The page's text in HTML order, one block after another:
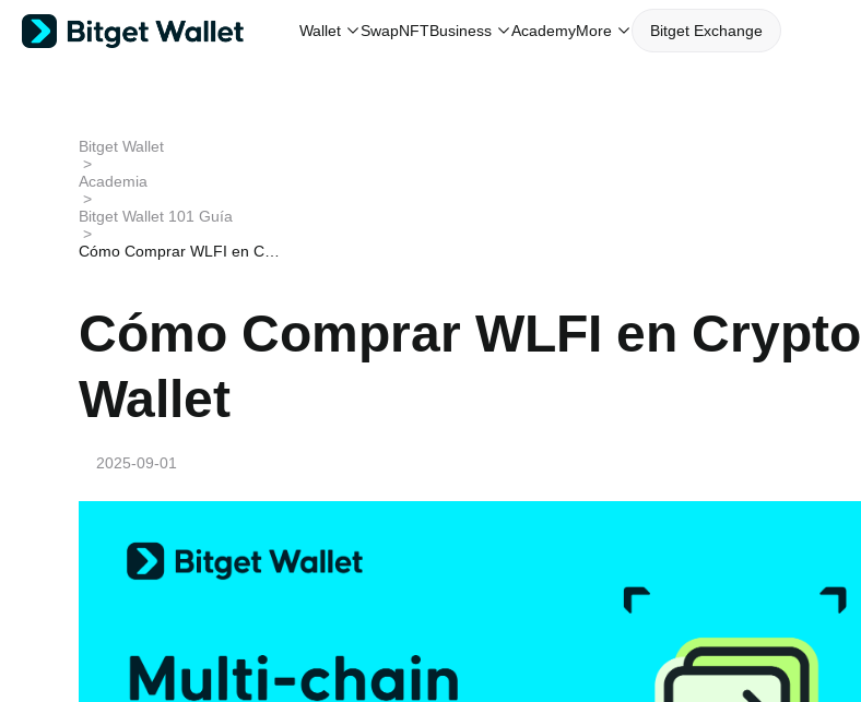
Wallet SwapNFTBusiness AcademyMore Bitget Exchange
Bitget Wallet
>
Academia
>
Bitget Wallet 101 Guía
>
Cómo Comprar WLFI en Cry
Cómo Comprar WLFI en Crypto
Wallet
2025-09-01